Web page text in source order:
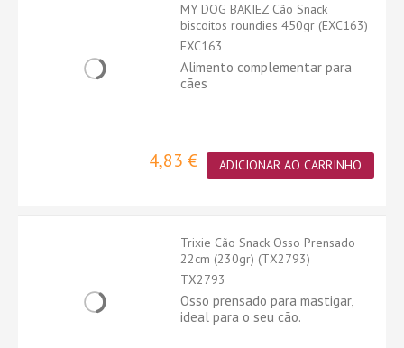
MY DOG BAKIEZ Cão Snack
biscoitos roundies 450gr (EXC163)
EXC163
Alimento complementar para
cães
4,83 € ADICIONAR AO CARRINHO
Trixie Cão Snack Osso Prensado
22cm (230gr) (TX2793)
TX2793
Osso prensado para mastigar,
ideal para o seu cão.